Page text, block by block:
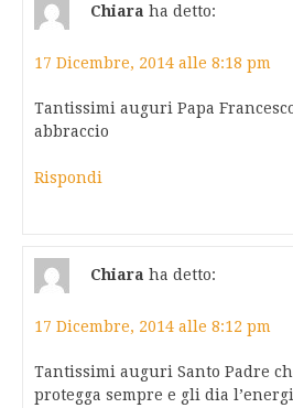
Chiara ha detto:
17 Dicembre, 2014 alle 8:18 pm
Tantissimi auguri Papa
abbraccio
Rispondi
Chiara ha detto:
17 Dicembre, 2014 alle 8:12 pm
Tantissimi auguri Santo Padre
protegga sempre e gli dia